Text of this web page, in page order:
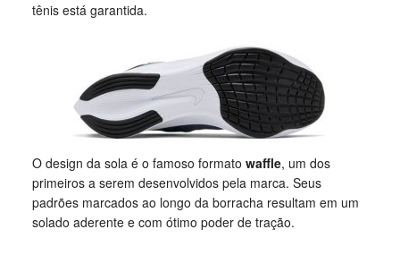
tênis está garantida.
O design da sola é o famoso formato waffle, um dos
primeiros a serem desenvolvidos pela marca. Seus
padrões marcados ao longo da borracha resultam em um
solado aderente e com ótimo poder de tração.